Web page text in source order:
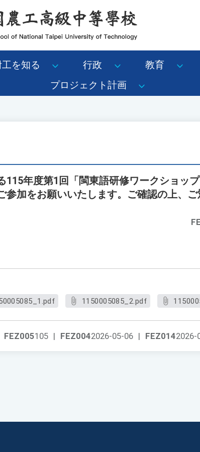
を知る 行政 教育
プロジェクト計画
115年度第1回「閩東語研修ワークショッ
参加をお願いいたします。ご確認の上、ご
1150005085_2.pdf
FEZ0142026-
FEZ0042026-05-06 |
FEZ005105 |